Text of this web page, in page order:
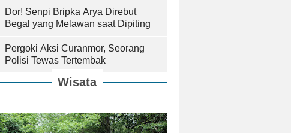
Dor! Senpi Bripka Arya Direbut
Begal yang Melawan saat Dipiting
Pergoki Aksi Curanmor, Seorang
Polisi Tewas Tertembak
Wisata